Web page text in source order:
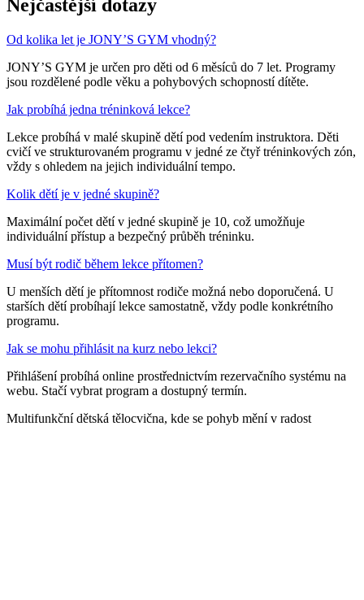
Nejčastější dotazy
Od kolika let je JONY’S GYM vhodný?
JONY’S GYM je určen pro děti od 6 měsíců do 7 let. Programy
jsou rozdělené podle věku a pohybových schopností dítěte.
Jak probíhá jedna tréninková lekce?
Lekce probíhá v malé skupině dětí pod vedením instruktora. Děti
cvičí ve strukturovaném programu v jedné ze čtyř tréninkových zón,
vždy s ohledem na jejich individuální tempo.
Kolik dětí je v jedné skupině?
Maximální počet dětí v jedné skupině je 10, což umožňuje
individuální přístup a bezpečný průběh tréninku.
Musí být rodič během lekce přítomen?
U menších dětí je přítomnost rodiče možná nebo doporučená. U
starších dětí probíhají lekce samostatně, vždy podle konkrétního
programu.
Jak se mohu přihlásit na kurz nebo lekci?
Přihlášení probíhá online prostřednictvím rezervačního systému na
webu. Stačí vybrat program a dostupný termín.
Multifunkční dětská tělocvična, kde se pohyb mění v radost